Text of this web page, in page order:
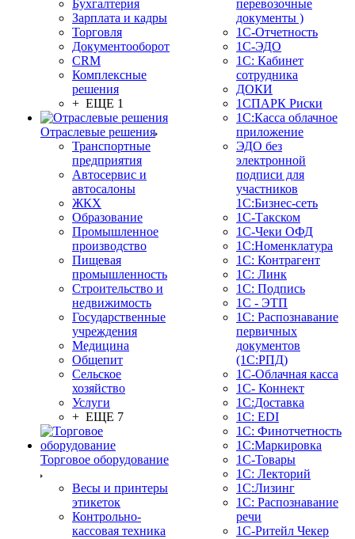
Бухгалтерия
Зарплата и кадры
Торговля
Документооборот
CRM
Комплексные
решения
+ ЕЩЕ 1
Отраслевые решения
Транспортные
предприятия
Автосервис и
автосалоны
ЖКХ
Образование
Промышленное
производство
Пищевая
промышленность
Строительство и
недвижимость
Государственные
учреждения
Медицина
Общепит
Сельское
хозяйство
Услуги
+ ЕЩЕ 7
Торговое оборудование
Весы и принтеры
этикеток
Контрольно-
кассовая техника
перевозочные
документы )
1С-Отчетность
1С-ЭДО
1С: Кабинет
сотрудника
ДОКИ
1СПАРК Риски
1С:Касса облачное
приложение
ЭДО без
электронной
подписи для
участников
1С:Бизнес-сеть
1С-Такском
1С-Чеки ОФД
1С:Номенклатура
1С: Контрагент
1С: Линк
1С: Подпись
1С - ЭТП
1С: Распознавание
первичных
документов
(1С:РПД)
1С-Облачная касса
1С- Коннект
1С:Доставка
1С: EDI
1С: Финотчетность
1С:Маркировка
1С-Товары
1С: Лекторий
1С:Лизинг
1С: Распознавание
речи
1C-Ритейл Чекер